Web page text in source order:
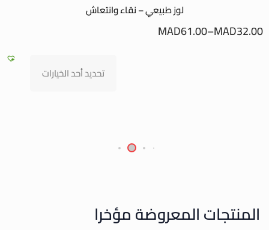
لوز طبيعي – نقاء وانتعاش
MAD32.00
–
MAD61.00
تحديد أحد الخيارات
المنتجات المعروضة مؤخرا